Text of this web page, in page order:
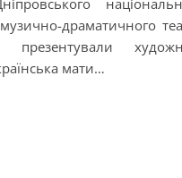
драматичного
мати…